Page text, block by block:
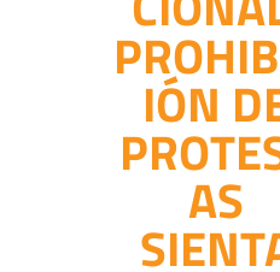
IÓN
AS